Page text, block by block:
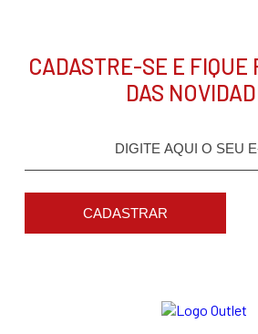
CADASTRE-SE E FIQUE
DAS
CADASTRAR